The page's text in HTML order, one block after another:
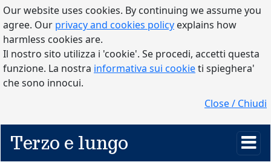
Our website uses cookies. By continuing we assume you
agree. Our privacy and cookies policy explains how
harmless cookies are.
Il nostro sito utilizza i 'cookie'. Se procedi, accetti questa
funzione. La nostra informativa sui cookieti spieghera'
che sono innocui.
Close / Chiudi
Terzo e lungo